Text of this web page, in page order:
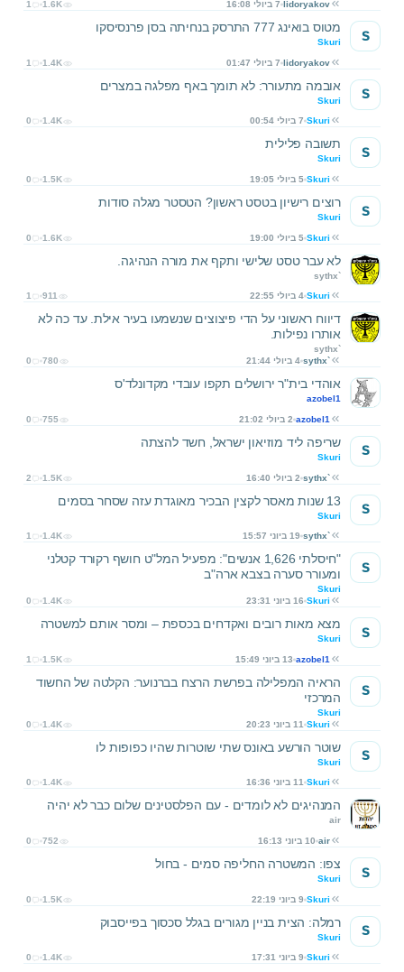
lidoryakov 7 ביולי 16:08 1 1.6K
מטוס בואינג 777 התרסק בנחיתה בסן פרנסיסקו
Skuri
lidoryakov 7 ביולי 01:47 1 1.4K
S
אובמה מתעורר: לא תומך באף מפלגה במצרים
Skuri
Skuri 7 ביולי 00:54 0 1.4K
S
תשובה פלילית
Skuri
Skuri 5 ביולי 19:05 0 1.5K
S
רוצים רישיון בטסט ראשון? הטסטר מגלה סודות
Skuri
Skuri 5 ביולי 19:00 0 1.6K
S
לא עבר טסט שלישי ותקף את מורה הנהיגה.
sythx`
Skuri 4 ביולי 22:55 1 911
דיווח ראשוני על הדי פיצוצים שנשמעו בעיר אילת. עד כה לא
אותרו נפילות.
sythx`
sythx` 4 ביולי 21:44 0 780
אוהדי בית"ר ירושלים תקפו עובדי מקדונלד'ס
azobel1
azobel1 2 ביולי 21:02 0 755
שריפה ליד מוזיאון ישראל, חשד להצתה
Skuri
sythx` 2 ביולי 16:40 2 1.5K
S
13 שנות מאסר לקצין הבכיר מאוגדת עזה שסחר בסמים
Skuri
sythx` 19 ביוני 15:57 1 1.4K
S
"חיסלתי 1,626 אנשים": מפעיל המל"ט חושף רקורד קטלני
ומעורר סערה בצבא ארה"ב
Skuri
Skuri 16 ביוני 23:31 0 1.4K
S
מצא מאות רובים ואקדחים בכספת – ומסר אותם למשטרה
Skuri
azobel1 13 ביוני 15:49 1 1.5K
S
הראיה המפלילה בפרשת הרצח בברנוער: הקלטה של החשוד
המרכזי
Skuri
Skuri 11 ביוני 20:23 0 1.4K
S
שוטר הורשע באונס שתי שוטרות שהיו כפופות לו
Skuri
Skuri 11 ביוני 16:36 0 1.4K
S
המנהיגים לא לומדים - עם הפלסטינים שלום כבר לא יהיה
air
air 10 ביוני 16:13 0 752
צפו: המשטרה החליפה סמים - בחול
Skuri
Skuri 9 ביוני 22:19 0 1.5K
S
רמלה: הצית בניין מגורים בגלל סכסוך בפייסבוק
Skuri
Skuri 9 ביוני 17:31 0 1.4K
S